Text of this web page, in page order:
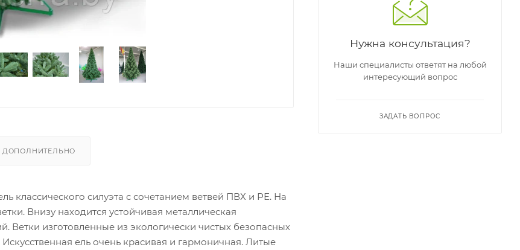
ДОПОЛНИТЕЛЬНО
классического силуэта с сочетанием ветвей ПВХ и РЕ. На
Внизу находится устойчивая металлическая
Ветки изготовленные из экологически чистых безопасных
Искусственная ель очень красивая и гармоничная. Литые
Нужна консультация?
Наши специалисты ответят на любой
интересующий вопрос
ЗАДАТЬ ВОПРОС